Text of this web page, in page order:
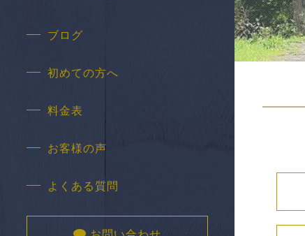
ブログ
初めての方へ
料金表
お客様の声
よくある質問